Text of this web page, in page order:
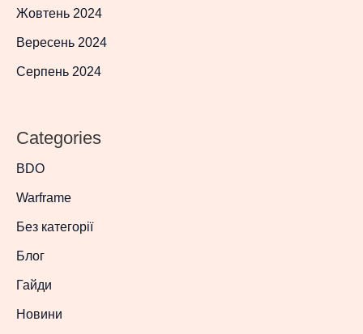
Жовтень 2024
Вересень 2024
Серпень 2024
Categories
BDO
Warframe
Без категорії
Блог
Гайди
Новини